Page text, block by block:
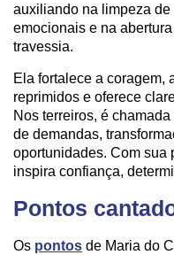
auxiliando na limpeza
emocionais e na
travessia.
Ela fortalece a coragem,
reprimidos e oferece
Nos terreiros, é
de demandas,
oportunidades. Com sua
inspira confiança,
Pontos
Os pontos de Maria do